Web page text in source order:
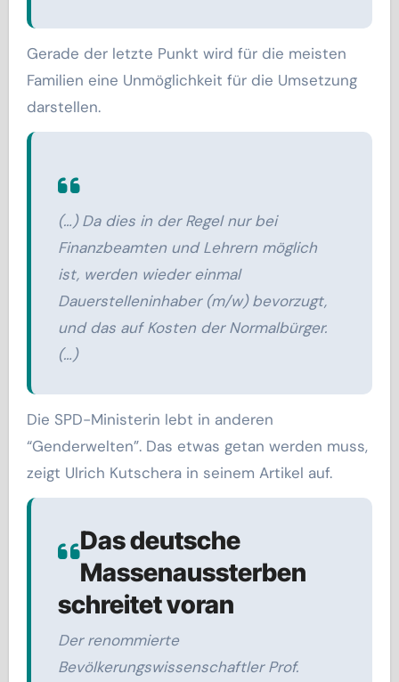
Gerade der letzte Punkt wird für die meisten
Familien eine Unmöglichkeit für die Umsetzung
darstellen.
(…) Da dies in der Regel nur bei
Finanzbeamten und Lehrern möglich
ist, werden wieder einmal
Dauerstelleninhaber (m/w) bevorzugt,
und das auf Kosten der Normalbürger.
(…)
Die SPD-Ministerin lebt in anderen
“Genderwelten”. Das etwas getan werden muss,
zeigt Ulrich Kutschera in seinem Artikel auf.
Das deutsche
Massenaussterben
schreitet voran
Der renommierte
Bevölkerungswissenschaftler Prof.